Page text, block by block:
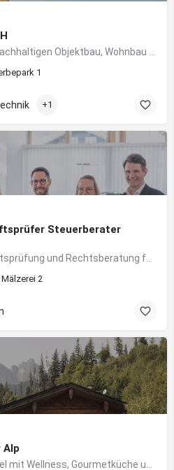
1
+1
Steuerberater
2
Alp